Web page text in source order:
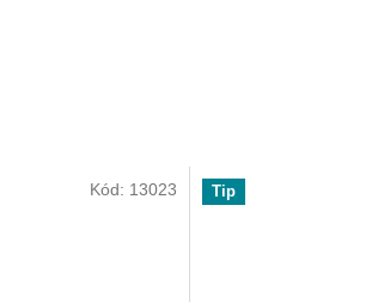
Kód: 13023 Tip